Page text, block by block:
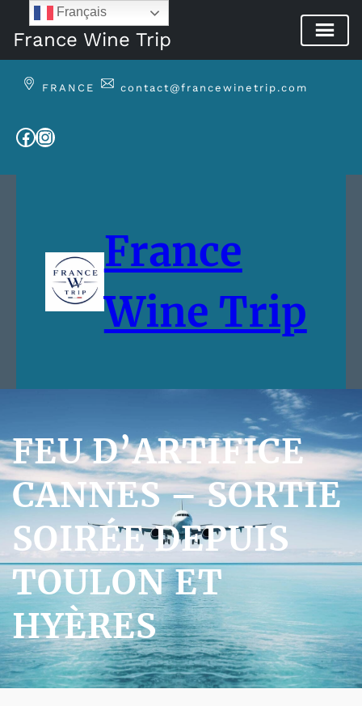
France Wine Trip
FRANCE contact@francewinetrip.com
Facebook
Instagram
France
Wine Trip
FEU D’ARTIFICE
CANNES – SORTIE
SOIRÉE DEPUIS
TOULON ET
HYÈRES
Français